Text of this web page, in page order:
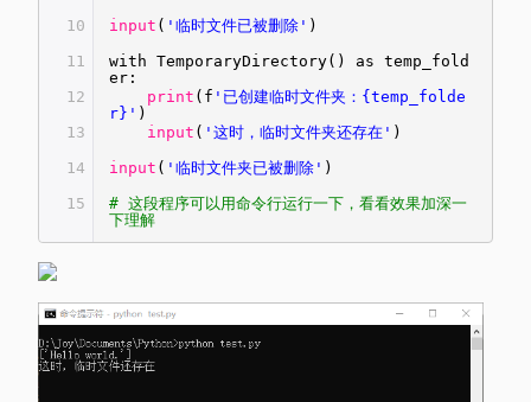
10
11
12
13
14
15
input ( '临时文件已被删除' )
with TemporaryDirectory() as temp_fold
er:
print (f '已创建临时文件夹：{temp_folde
r}' )
input ( '这时，临时文件夹还存在' )
input ( '临时文件夹已被删除' )
# 这段程序可以用命令行运行一下，看看效果加深一
下理解